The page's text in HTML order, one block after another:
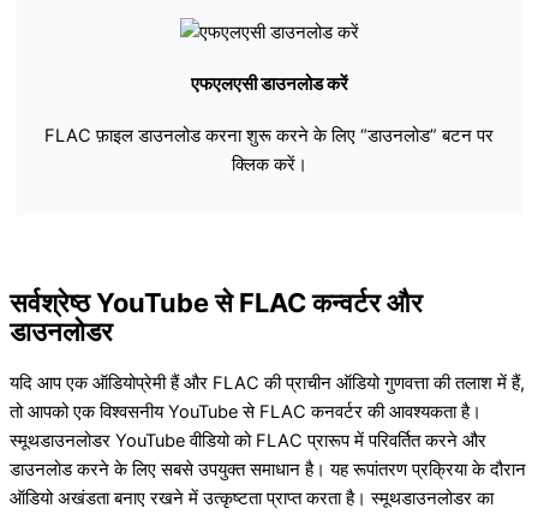
एफएलएसी डाउनलोड करें
FLAC फ़ाइल डाउनलोड करना शुरू करने के लिए “डाउनलोड” बटन पर
क्लिक करें।
सर्वश्रेष्ठ YouTube से FLAC कन्वर्टर और
डाउनलोडर
यदि आप एक ऑडियोप्रेमी हैं और FLAC की प्राचीन ऑडियो गुणवत्ता की तलाश में हैं,
तो आपको एक विश्वसनीय YouTube से FLAC कनवर्टर की आवश्यकता है।
स्मूथडाउनलोडर YouTube वीडियो को FLAC प्रारूप में परिवर्तित करने और
डाउनलोड करने के लिए सबसे उपयुक्त समाधान है। यह रूपांतरण प्रक्रिया के दौरान
ऑडियो अखंडता बनाए रखने में उत्कृष्टता प्राप्त करता है। स्मूथडाउनलोडर का